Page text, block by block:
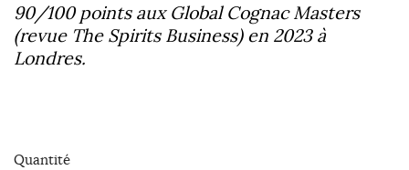
90/100 points aux Global Cognac Masters
(revue The Spirits Business) en 2023 à
Londres.
Quantité